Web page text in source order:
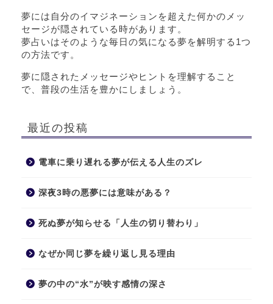
夢には自分のイマジネーションを超えた何かのメッ
セージが隠されている時があります。
夢占いはそのような毎日の気になる夢を解明する1つ
の方法です。
夢に隠されたメッセージやヒントを理解すること
で、普段の生活を豊かにしましょう。
最近の投稿
電車に乗り遅れる夢が伝える人生のズレ
深夜3時の悪夢には意味がある？
死ぬ夢が知らせる「人生の切り替わり」
なぜか同じ夢を繰り返し見る理由
夢の中の“水”が映す感情の深さ